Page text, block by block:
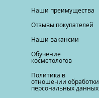
Наши преимущества
Отзывы покупателей
Наши вакансии
Обучение
косметологов
Политика в
отношении обработки
персональных данных